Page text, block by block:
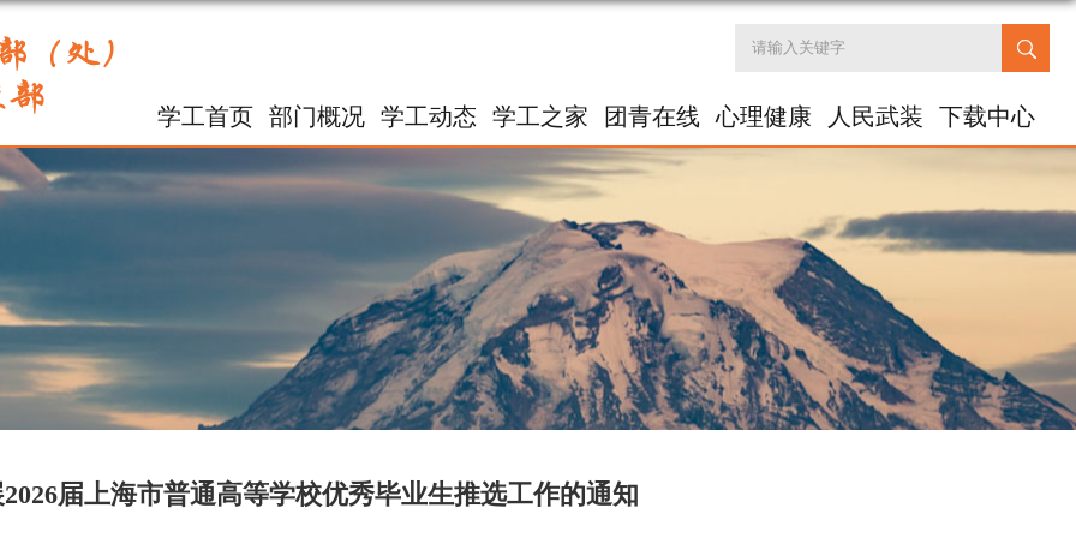
学工首页 部门概况 学工动态 学工之家 团青在线 心理健康 人民武装 下载中心
届上海市普通高等学校优秀毕业生推选工作的通知